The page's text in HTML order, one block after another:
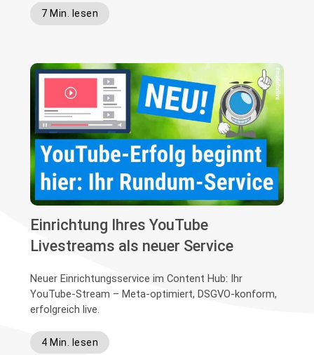
7 Min. lesen
Einrichtung Ihres YouTube
Livestreams als neuer Service
Neuer Einrichtungsservice im Content Hub: Ihr
YouTube-Stream – Meta-optimiert, DSGVO-konform,
erfolgreich live.
4 Min. lesen